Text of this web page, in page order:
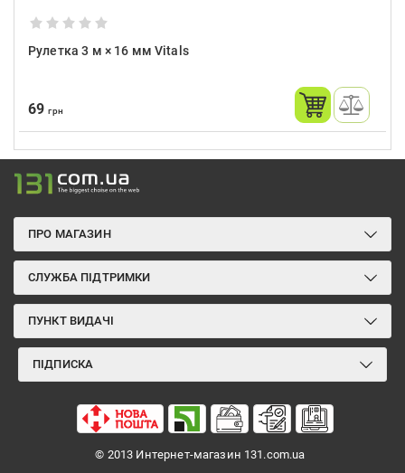
Рулетка 3 м × 16 мм Vitals
69грн
ПРО МАГАЗИН
СЛУЖБА ПІДТРИМКИ
ПУНКТ ВИДАЧІ
ПІДПИСКА
© 2013 Интернет-магазин 131.com.ua